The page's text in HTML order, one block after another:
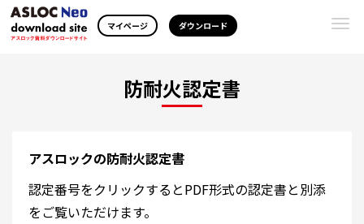
マイページ ダウンロード
防耐火認定書
アスロックの防耐火認定書
認定番号をクリックするとPDF形式の認定書と別添
をご覧いただけます。